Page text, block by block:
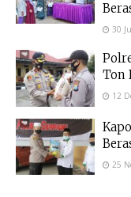
30
Ton
12
25